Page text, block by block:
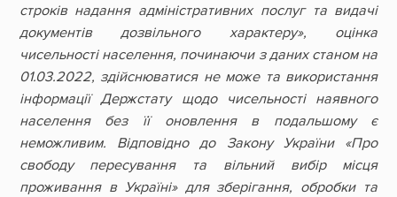
строків надання адміністративних послуг та видачі
документів дозвільного характеру», оцінка
чисельності населення, починаючи з даних станом на
01.03.2022, здійснюватися не може та використання
інформації Держстату щодо чисельності наявного
населення без її оновлення в подальшому є
неможливим. Відповідно до Закону України «Про
свободу пересування та вільний вибір місця
проживання в Україні» для зберігання, обробки та